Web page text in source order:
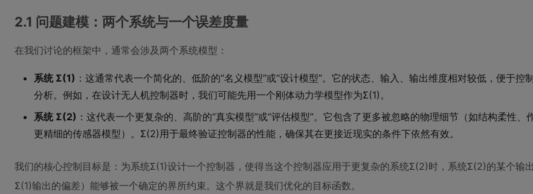
2.1 问题建模：两个系统与一个误差度量
在我们讨论的框架中，通常会涉及两个系统模型：
系统 Σ(1) ：这通常代表一个简化的、低阶的“名义模型”或“设计模型”。它的状态、输入、输出维度相对较低，便于控
分析。例如，在设计无人机控制器时，我们可能先用一个刚体动力学模型作为Σ(1)。
系统 Σ(2) ：这代表一个更复杂的、高阶的“真实模型”或“评估模型”。它包含了更多被忽略的物理细节（如结构柔性、
更精细的传感器模型）。Σ(2)用于最终验证控制器的性能，确保其在更接近现实的条件下依然有效。
我们的核心控制目标是：为系统Σ(1)设计一个控制器，使得当这个控制器应用于更复杂的系统Σ(2)时，系统Σ(2)的某个输
Σ(1)输出的偏差）能够被一个确定的界所约束。这个界就是我们优化的目标函数。